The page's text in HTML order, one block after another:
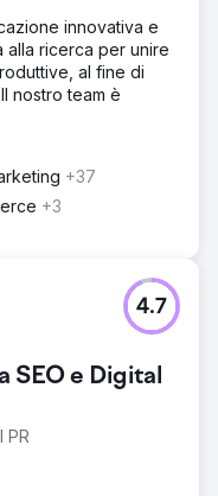
innovativa e
alla ricerca per unire
al fine di
nostro team è
+37
+3
SEO e Digital
PR
4.7